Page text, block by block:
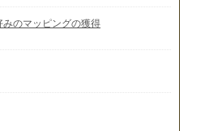
のマッピングの獲得